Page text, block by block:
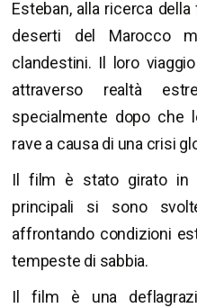
Esteban, alla ricerca
deserti del Marocco
clandestini. Il loro
attraverso realtà
specialmente dopo che
rave a causa di una crisi
Il film è stato girato in
principali si sono
affrontando condizioni
tempeste di sabbia.
Il film è una